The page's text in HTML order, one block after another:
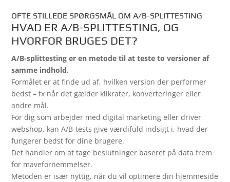
OFTE STILLEDE SPØRGSMÅL OM A/B-SPLITTESTING
HVAD ER A/B-SPLITTESTING, OG
HVORFOR BRUGES DET?
A/B-splittesting er en metode til at teste to versioner af
samme indhold.
Formålet er at finde ud af, hvilken version der performer
bedst – fx når det gælder klikrater, konverteringer eller
andre mål.
For dig som arbejder med digital marketing eller driver
webshop, kan A/B-tests give værdifuld indsigt i, hvad der
fungerer bedst for dine brugere.
Det handler om at tage beslutninger baseret på data frem
for mavefornemmelser.
Metoden er især nyttig, når du vil optimere din hjemmeside